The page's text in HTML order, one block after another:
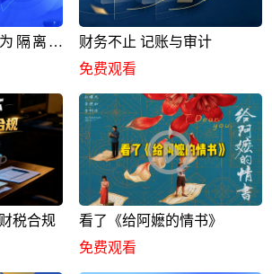
隔离风
财务不止 记账与审计
免费观看
税合规
看了《给阿嬷的情书》
免费观看